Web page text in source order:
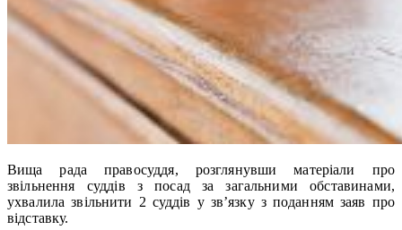
Вища рада правосуддя, розглянувши матеріали про
звільнення суддів з посад за загальними обставинами,
ухвалила звільнити 2 суддів у зв’язку з поданням заяв про
відставку.